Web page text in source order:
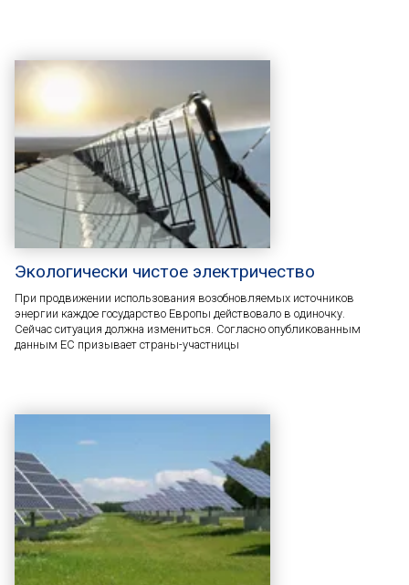
Экологически чистое электричество
При продвижении использования возобновляемых источников
энергии каждое государство Европы действовало в одиночку.
Сейчас ситуация должна измениться. Согласно опубликованным
данным ЕС призывает страны-участницы